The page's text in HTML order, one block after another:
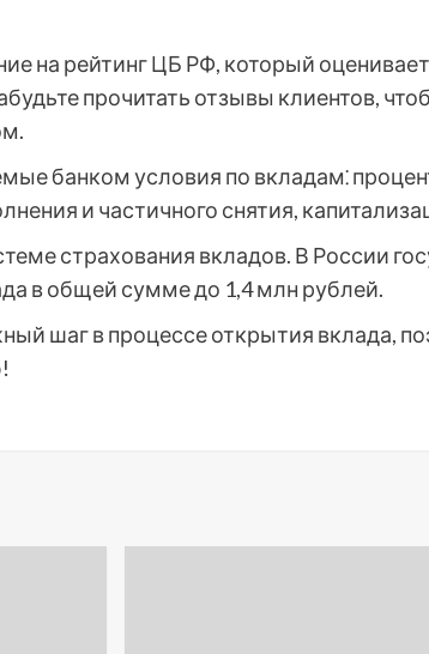
на рейтинг ЦБ РФ, который
прочитать отзывы клиентов,
банком условия по вкладам⁚
и частичного снятия,
страхования вкладов. В России
в общей сумме до 1,4 млн рублей.
шаг в процессе открытия вклада,